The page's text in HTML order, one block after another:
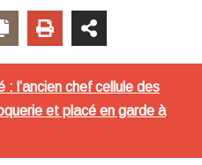
: l’ancien chef cellule des
et placé en garde à